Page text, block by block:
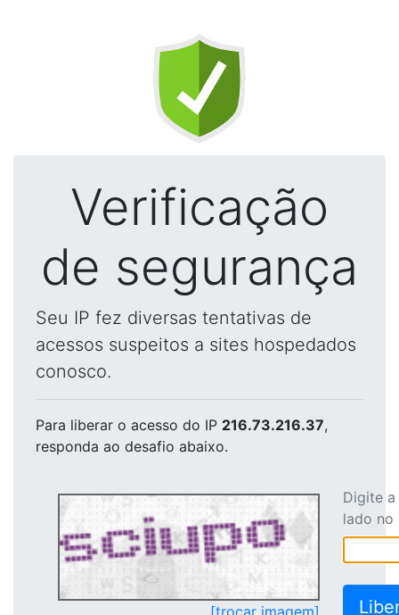
Verificação
de segurança
Seu IP fez diversas tentativas de
acessos suspeitos a sites hospedados
conosco.
Para liberar o acesso do IP 216.73.216.37,
responda ao desafio abaixo.
[trocar imagem]
Digite
lado no